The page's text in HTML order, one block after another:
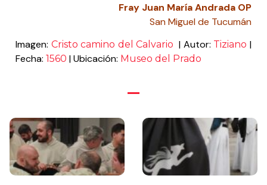
Fray Juan María Andrada OP
San Miguel de Tucumán
Imagen: Cristo camino del Calvario | Autor: Tiziano |
Fecha: 1560 | Ubicación: Museo del Prado